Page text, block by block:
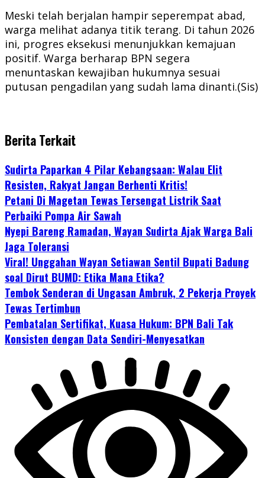
Meski telah berjalan hampir seperempat abad,
warga melihat adanya titik terang. Di tahun 2026
ini, progres eksekusi menunjukkan kemajuan
positif. Warga berharap BPN segera
menuntaskan kewajiban hukumnya sesuai
putusan pengadilan yang sudah lama dinanti.(Sis)
Berita Terkait
Sudirta Paparkan 4 Pilar Kebangsaan: Walau Elit
Resisten, Rakyat Jangan Berhenti Kritis!
Petani Di Magetan Tewas Tersengat Listrik Saat
Perbaiki Pompa Air Sawah
Nyepi Bareng Ramadan, Wayan Sudirta Ajak Warga Bali
Jaga Toleransi
Viral! Unggahan Wayan Setiawan Sentil Bupati Badung
soal Dirut BUMD: Etika Mana Etika?
Tembok Senderan di Ungasan Ambruk, 2 Pekerja Proyek
Tewas Tertimbun
Pembatalan Sertifikat, Kuasa Hukum: BPN Bali Tak
Konsisten dengan Data Sendiri-Menyesatkan